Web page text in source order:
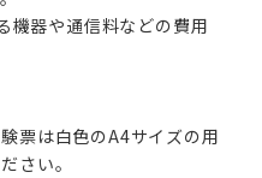
機器や通信料などの費用
票は白色のA4サイズの用
さい。